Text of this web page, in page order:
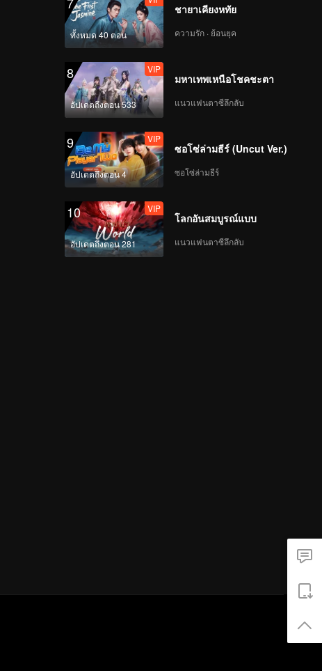
ทั้งหมด 40 ตอน
ชายาเคียงหทัย
ความรัก · ย้อนยุค
8
อัปเดตถึงตอน 533
VIP
มหาเทพเหนือโชคชะตา
แนวแฟนตาซีลึกลับ
9
อัปเดตถึงตอน 4
VIP
ซอโซ่ล่ามธีร์ (Uncut Ver.)
ซอโซ่ล่ามธีร์
10
อัปเดตถึงตอน 281
VIP
โลกอันสมบูรณ์แบบ
แนวแฟนตาซีลึกลับ